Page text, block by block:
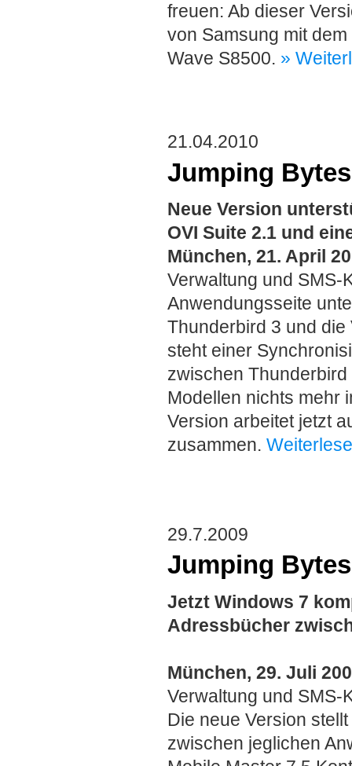
freuen: Ab dieser
von Samsung mit
Wave S8500. »
21.04.2010
Jumping
Neue Version
OVI Suite 2.1 und
München, 21. April
Verwaltung und SMS-
Anwendungsseite
Thunderbird 3 und
steht einer
zwischen
Modellen nichts mehr
Version arbeitet jetzt
zusammen.
29.7.2009
Jumping
Jetzt Windows 7
Adressbücher
München, 29. Juli
Verwaltung und SMS-
Die neue Version
zwischen jeglichen